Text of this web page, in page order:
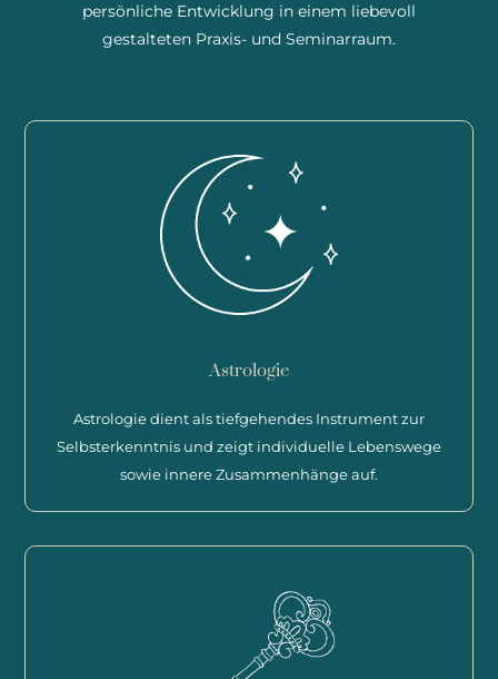
persönliche Entwicklung in einem liebevoll
gestalteten Praxis- und Seminarraum.
Astrologie
Astrologie dient als tiefgehendes Instrument zur
Selbsterkenntnis und zeigt individuelle Lebenswege
sowie innere Zusammenhänge auf.